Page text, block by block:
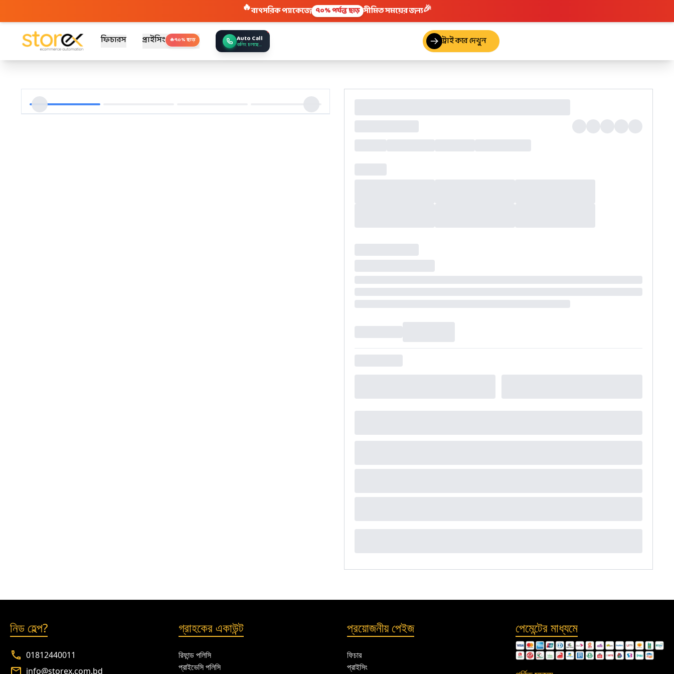
🔥বাৎসরিক প্যাকেজে ৭০% পর্যন্ত ছাড় সীমিত সময়ের জন্য🎉
ফিচারস প্রাইসিং 🔥৭০% ছাড় Auto Call
কলিং চলছে... ট্রাই করে দেখুন
নিড হেল্প?
01812440011
info@storex.com.bd
গ্রাহকের একাউন্ট
রিফান্ড পলিসি
প্রাইভেসি পলিসি
প্রয়োজনীয় পেইজ
ফিচার
প্রাইসিং
পেমেন্টের মাধ্যমে